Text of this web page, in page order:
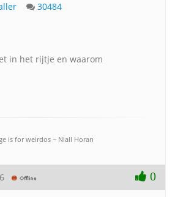
30484
in het rijtje en waarom
is for weirdos ~ Niall Horan
0